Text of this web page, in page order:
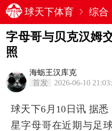
球天下体育 综合
字母哥与贝克汉姆
照
海蛎王汉库克
首发
2026-06-10
球天下6月10日讯 据
星字母哥在近期与足